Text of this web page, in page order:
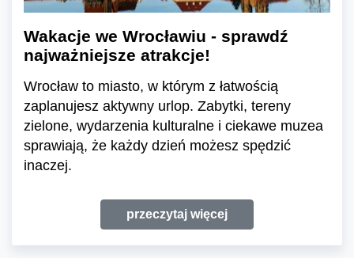
Wakacje we Wrocławiu - sprawdź
najważniejsze atrakcje!
Wrocław to miasto, w którym z łatwością
zaplanujesz aktywny urlop. Zabytki, tereny
zielone, wydarzenia kulturalne i ciekawe muzea
sprawiają, że każdy dzień możesz spędzić
inaczej.
przeczytaj więcej